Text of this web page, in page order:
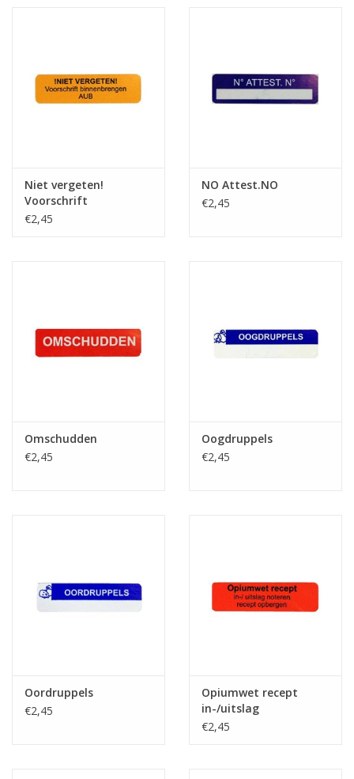
Niet vergeten!
Voorschrift
binnenbrengen
€2,45
NO Attest.NO
€2,45
Omschudden
€2,45
Oogdruppels
€2,45
Oordruppels
€2,45
Opiumwet recept
in-/uitslag
€2,45